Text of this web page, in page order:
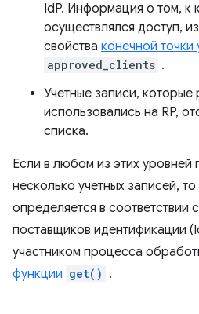
IdP. Информация о том, к
осуществлялся доступ,
свойства конечной точки
approved_clients .
Учетные записи, которые
использовались на RP,
списка.
Если в любом из этих уровней
несколько учетных записей,
определяется в соответствии
поставщиков идентификации
участником процесса
функции get() .